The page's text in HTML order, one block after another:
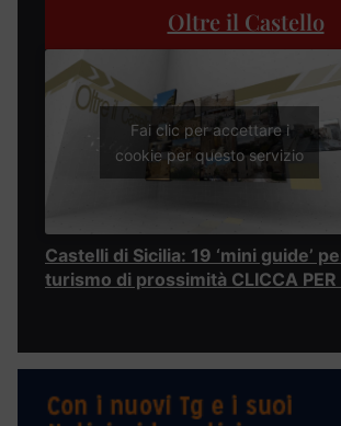
Oltre il Castello
Fai clic per accettare i
cookie per questo servizio
Castelli di Sicilia: 19 ‘mini guide’
turismo di prossimità CLICCA PER